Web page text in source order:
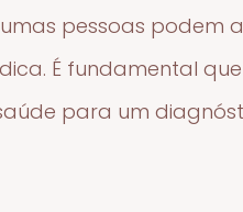
pessoas podem
É fundamental
para um